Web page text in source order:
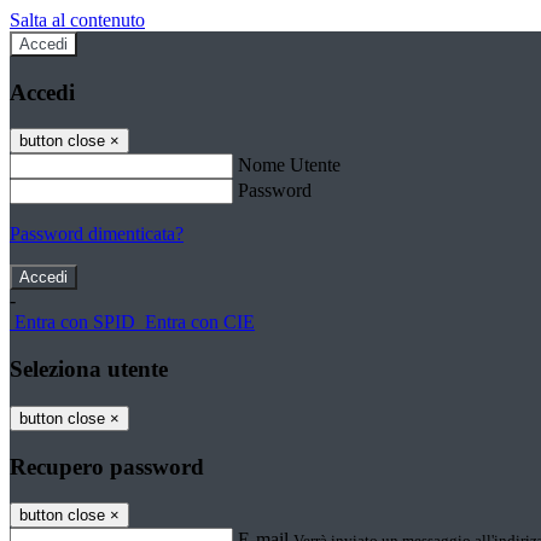
Salta al contenuto
Accedi
Accedi
button close ×
Nome Utente
Password
Password dimenticata?
-
Entra con SPID Entra con CIE
Seleziona utente
button close ×
Recupero password
button close ×